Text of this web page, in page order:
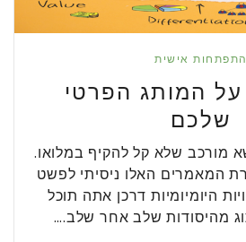
התפתחות אישית
המותג הפרטי
שלכם
מורכב שלא קל להקיף במלואו.
המאמרים האלו ניסיתי לפשט
היומיומיות דרכן אתה תוכל
מהיסודות שלב אחר שלב.…